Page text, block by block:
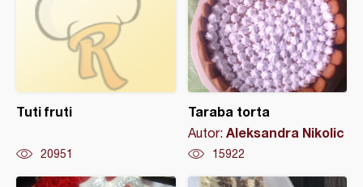
Tuti fruti
20951
Taraba torta
Autor: Aleksandra Nikolic
15922